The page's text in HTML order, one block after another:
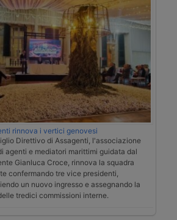
rinnova i vertici genovesi
Direttivo di Assagenti, l'associazione
agenti e mediatori marittimi guidata dal
Gianluca Croce, rinnova la squadra
confermando tre vice presidenti,
un nuovo ingresso e assegnando la
tredici commissioni interne.